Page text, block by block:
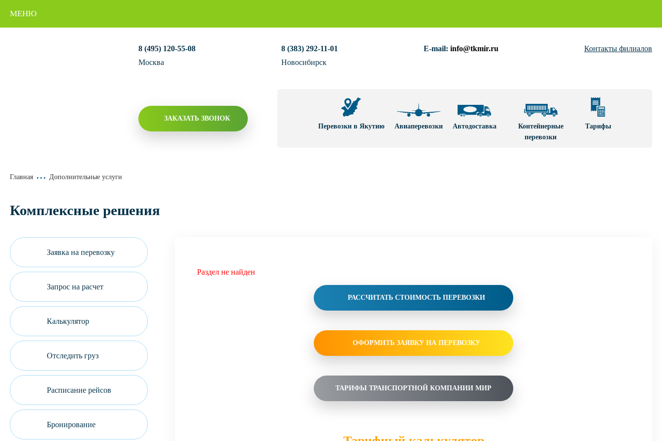
МЕНЮ
8 (495) 120-55-08
Москва
8 (383) 292-11-01
Новосибирск
E-mail:info@tkmir.ru Контакты филиалов
ЗАКАЗАТЬ ЗВОНОК
Перевозки в
Авиаперевозки Автодоставка
Контейнерные
перевозки
Тарифы
Главная Дополнительные услуги
Комплексные решения
Заявка на перевозку
Запрос на расчет
Калькулятор
Отследить груз
Расписание рейсов
Бронирование
Раздел не найден
РАССЧИТАТЬ СТОИМОСТЬ ПЕРЕВОЗКИ
ОФОРМИТЬ ЗАЯВКУ НА ПЕРЕВОЗКУ
ТАРИФЫ ТРАНСПОРТНОЙ КОМПАНИИ МИР